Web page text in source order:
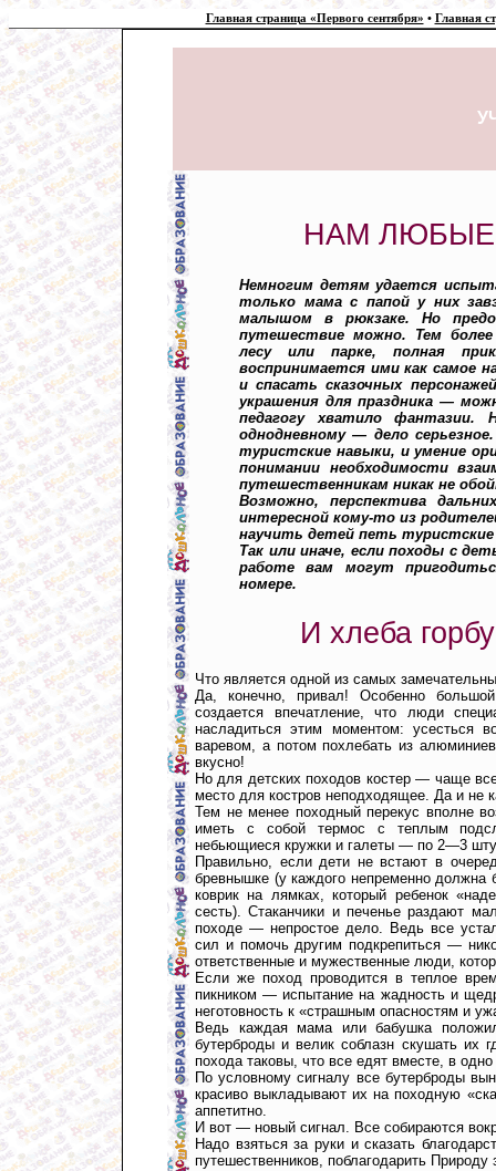
Главная страница «Первого сентября» • Главная
НАМ ЛЮБЫЕ
Немногим детям удается
только мама с папой у них
малышом в рюкзаке. Но
путешествие можно. Тем
лесу или парке, полная
воспринимается ими как самое
и спасать сказочных
украшения для праздника —
педагогу хватило
однодневному — дело
туристские навыки, и умение
понимании необходимости
путешественникам никак не
Возможно, перспектива
интересной кому-то из
научить детей петь туристские
Так или иначе, если походы с
работе вам могут
номере.
И хлеба
Что является одной из самых
Да, конечно, привал! Особенно
создается впечатление, что люди
насладиться этим моментом: усесться
варевом, а потом похлебать из
вкусно!
Но для детских походов костер — чаще
место для костров неподходящее. Да и не
Тем не менее походный перекус вполне
иметь с собой термос с теплым
небьющиеся кружки и галеты — по 2—3
Правильно, если дети не встают в
бревнышке (у каждого непременно
коврик на лямках, который ребенок
сесть). Стаканчики и печенье раздают
походе — непростое дело. Ведь все
сил и помочь другим подкрепиться —
ответственные и мужественные люди,
Если же поход проводится в теплое
пикником — испытание на жадность и
неготовность к «страшным опасностям и
Ведь каждая мама или бабушка
бутерброды и велик соблазн скушать их
похода таковы, что все едят вместе, в
По условному сигналу все бутерброды
красиво выкладывают их на походную
аппетитно.
И вот — новый сигнал. Все собираются
Надо взяться за руки и сказать
путешественников, поблагодарить